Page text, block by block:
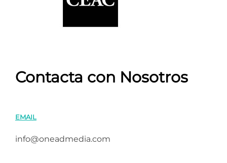
Contacta con Nosotros
EMAIL
info@oneadmedia.com